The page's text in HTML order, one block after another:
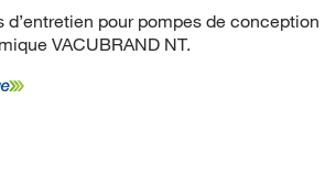
d’entretien pour pompes de conception
VACUBRAND NT.